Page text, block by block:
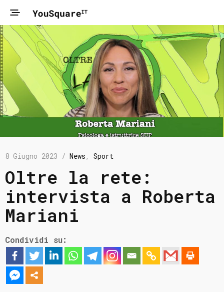
8 Giugno 2023 / News, Sport
Oltre la rete:
intervista a Roberta
Mariani
Condividi su: